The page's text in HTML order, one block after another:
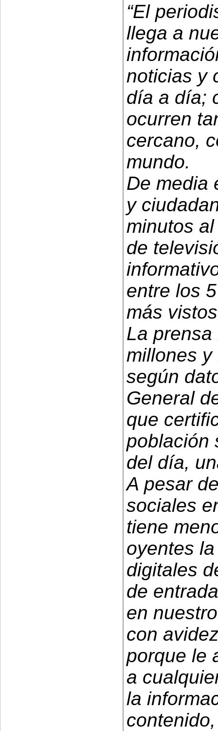
“El
llega a
noticias y
día a día;
ocurren
cercano,
mundo.
De media
y
minutos
de
entre los
más
La
millones
según
General
que
población
del día,
A pesar
sociales
tiene
oyentes
digitales
de
en
con
porque le
a
la